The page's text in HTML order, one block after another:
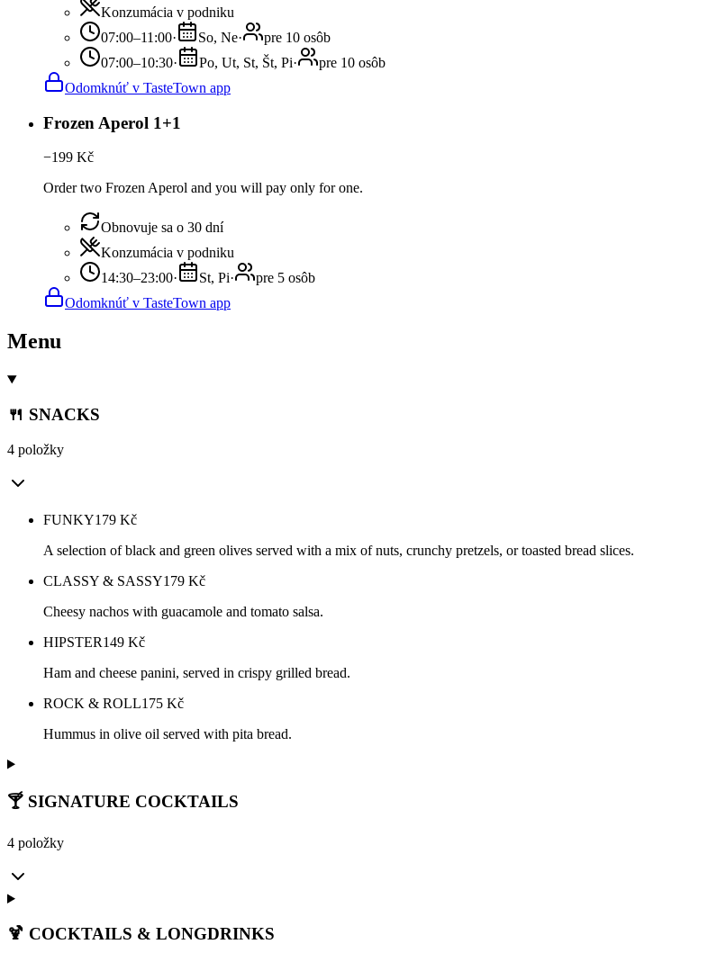
Konzumácia v podniku
07:00–11:00· So, Ne·
pre 10 osôb
07:00–10:30· Po, Ut, St, Št, Pi·
pre 10 osôb
Odomknúť v TasteTown app
Frozen Aperol 1+1
−199 Kč
Order two Frozen Aperol and you will pay only for one.
Obnovuje sa o 30 dní
Konzumácia v podniku
14:30–23:00· St, Pi·
pre 5 osôb
Odomknúť v TasteTown app
Menu
🍴 SNACKS
4 položky
FUNKY179 Kč
A selection of black and green olives served with a mix of nuts, crunchy pretzels, or toasted bread slices.
CLASSY & SASSY179 Kč
Cheesy nachos with guacamole and tomato salsa.
HIPSTER149 Kč
Ham and cheese panini, served in crispy grilled bread.
ROCK & ROLL175 Kč
Hummus in olive oil served with pita bread.
🍸 SIGNATURE COCKTAILS
4 položky
🍹 COCKTAILS & LONGDRINKS